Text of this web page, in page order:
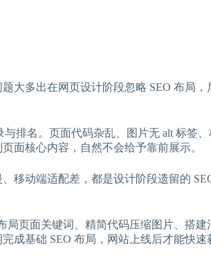
大多出在网页设计阶段忽略 SEO 布局
排名。页面代码杂乱、图片无 alt 标签
面核心内容，自然不会给予靠前展示。
移动端适配差，都是设计阶段遗留的
局页面关键词、精简代码压缩图片、搭
成基础 SEO 布局，网站上线后才能快速